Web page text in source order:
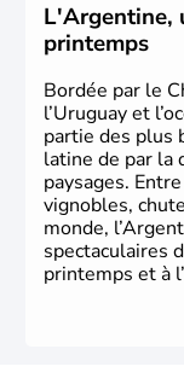
L'Argentine,
printemps
Bordée par le
l’Uruguay et
partie des plus
latine de par la
paysages.
vignobles,
monde,
spectaculaires
printemps et à